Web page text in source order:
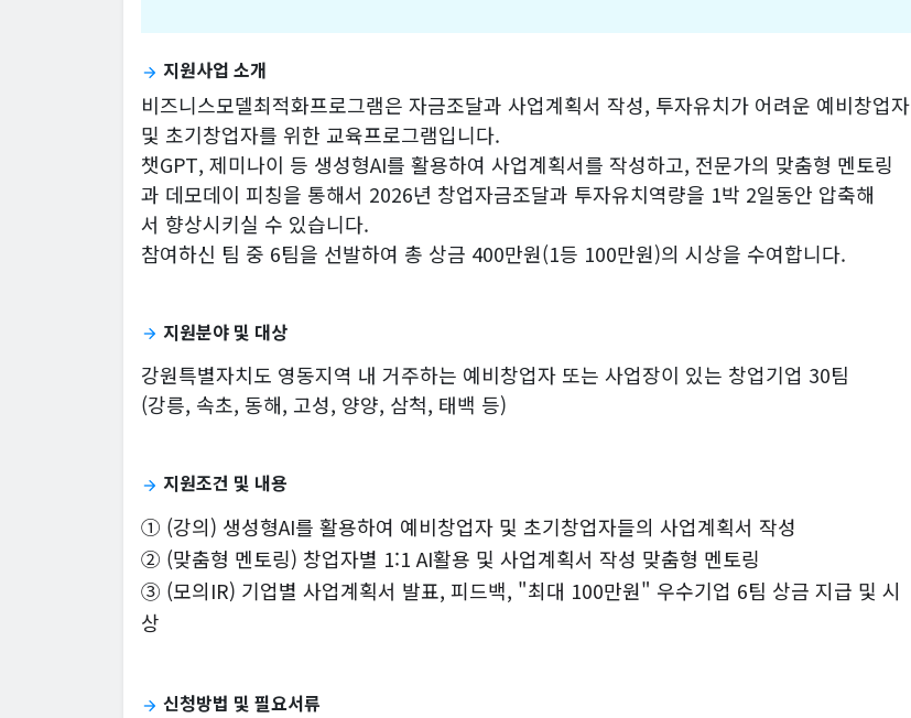
arrow_forward 지원사업 소개
비즈니스모델최적화프로그램은 자금조달과 사업계획서 작성, 투자유치가 어려운 예비창업자
및 초기창업자를 위한 교육프로그램입니다.
챗GPT, 제미나이 등 생성형AI를 활용하여 사업계획서를 작성하고, 전문가의 맞춤형 멘토링
과 데모데이 피칭을 통해서 2026년 창업자금조달과 투자유치역량을 1박 2일동안 압축해
서 향상시키실 수 있습니다.
참여하신 팀 중 6팀을 선발하여 총 상금 400만원(1등 100만원)의 시상을 수여합니다.
arrow_forward 지원분야 및 대상
강원특별자치도 영동지역 내 거주하는 예비창업자 또는 사업장이 있는 창업기업 30팀
(강릉, 속초, 동해, 고성, 양양, 삼척, 태백 등)
arrow_forward 지원조건 및 내용
① (강의) 생성형AI를 활용하여 예비창업자 및 초기창업자들의 사업계획서 작성
② (맞춤형 멘토링) 창업자별 1:1 AI활용 및 사업계획서 작성 맞춤형 멘토링
③ (모의IR) 기업별 사업계획서 발표, 피드백, "최대 100만원" 우수기업 6팀 상금 지급 및 시
상
arrow_forward 신청방법 및 필요서류